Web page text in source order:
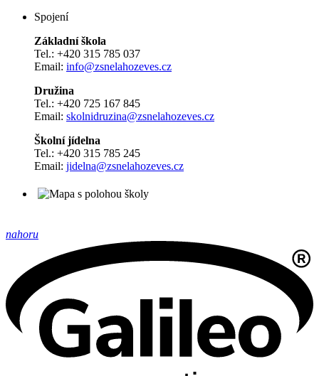
Spojení
Základní škola
Tel.: +420 315 785 037
Email: info@zsnelahozeves.cz
Družina
Tel.: +420 725 167 845
Email: skolnidruzina@zsnelahozeves.cz
Školní jídelna
Tel.: +420 315 785 245
Email: jidelna@zsnelahozeves.cz
nahoru